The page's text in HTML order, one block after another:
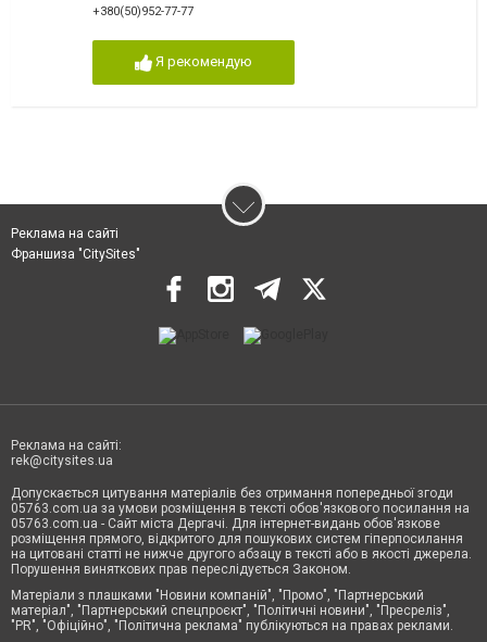
+380(50)952-77-77
Я рекомендую
Реклама на сайті
Франшиза "CitySites"
Реклама на сайті:
rek@citysites.ua
Допускається цитування матеріалів без отримання попередньої згоди
05763.com.ua за умови розміщення в тексті обов'язкового посилання на
05763.com.ua - Сайт міста Дергачі. Для інтернет-видань обов'язкове
розміщення прямого, відкритого для пошукових систем гіперпосилання
на цитовані статті не нижче другого абзацу в тексті або в якості джерела.
Порушення виняткових прав переслідується Законом.
Матеріали з плашками "Новини компаній", "Промо", "Партнерський
матеріал", "Партнерський спецпроєкт", "Політичні новини", "Пресреліз",
"PR", "Офіційно", "Політична реклама" публікуються на правах реклами.